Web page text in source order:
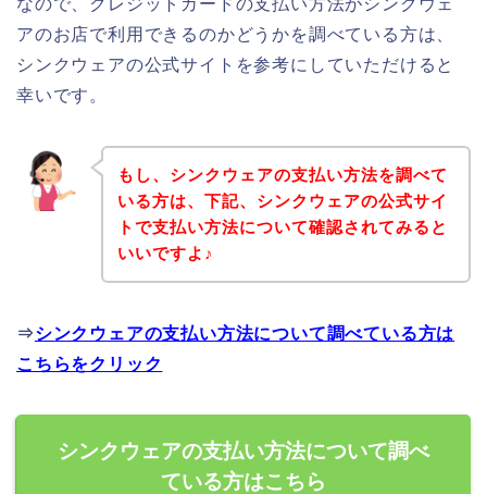
なので、クレジットカードの支払い方法がシンクウェ
アのお店で利用できるのかどうかを調べている方は、
シンクウェアの公式サイトを参考にしていただけると
幸いです。
もし、シンクウェアの支払い方法を調べて
いる方は、下記、シンクウェアの公式サイ
トで支払い方法について確認されてみると
いいですよ♪
⇒シンクウェアの支払い方法について調べている方は
こちらをクリック
シンクウェアの支払い方法について調べ
ている方はこちら